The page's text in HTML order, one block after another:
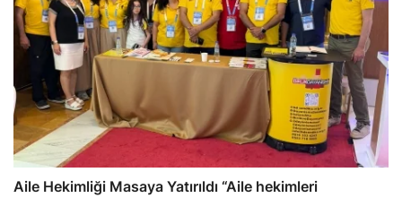
Aile Hekimliği Masaya Yatırıldı “Aile hekimleri